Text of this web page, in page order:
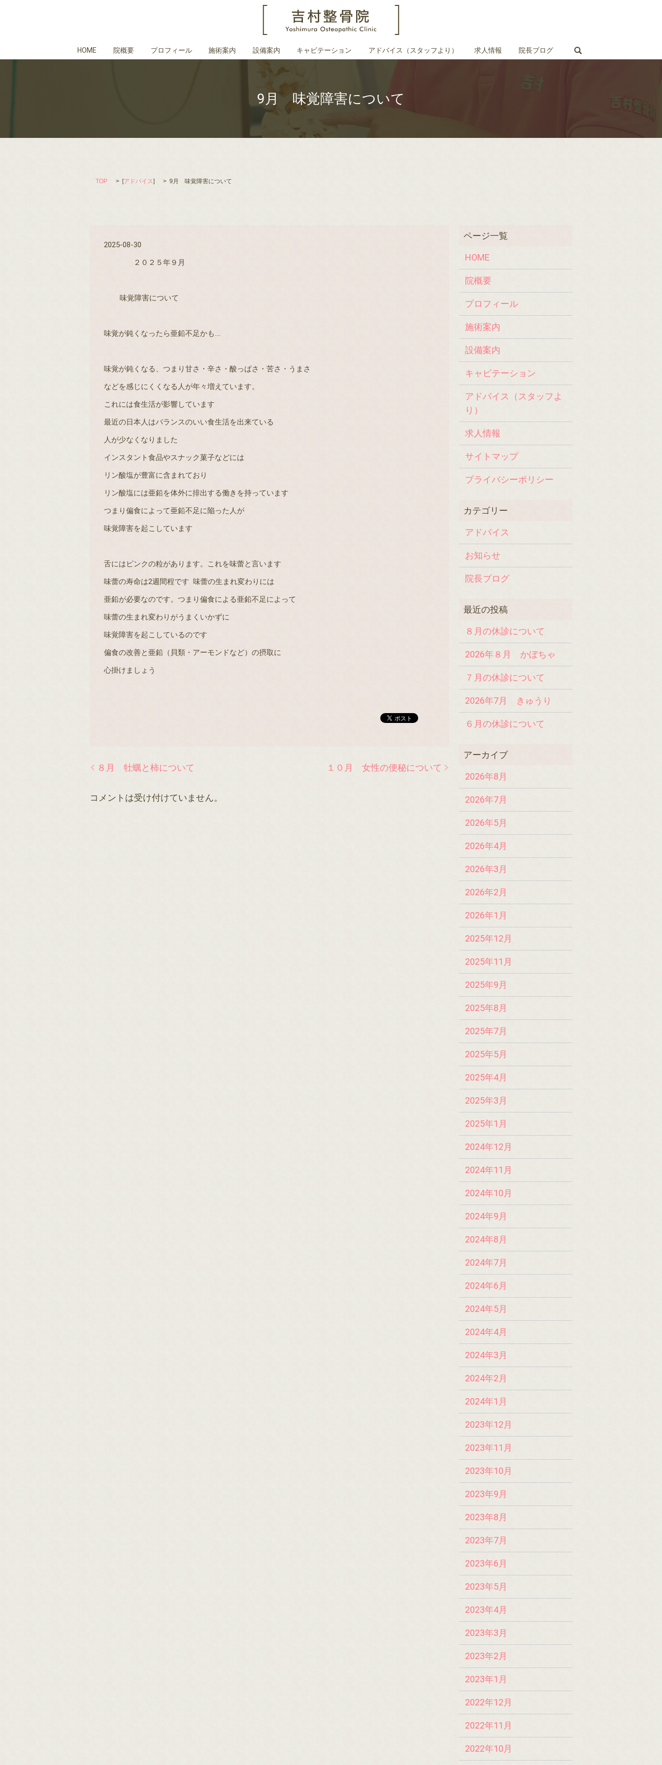
HOME 院概要 プロフィール 施術案内 設備案内 キャビテーション アドバイス（スタッフより） 求人情報 院長ブログ
9月 味覚障害について
TOP [アドバイス] 9月 味覚障害について
2025-08-30
２０２５年９月
味覚障害について
味覚が鈍くなったら亜鉛不足かも
味覚が鈍くなる、つまり甘さ・辛さ・酸っぱさ・苦さ・うまさ
などを感じにくくなる人が年々増えています。
これには食生活が影響しています
最近の日本人はバランスのいい食生活を出来ている
人が少なくなりました
インスタント食品やスナック菓子などには
リン酸塩が豊富に含まれており
リン酸塩には亜鉛を体外に排出する働きを持っています
つまり偏食によって亜鉛不足に陥った人が
味覚障害を起こしています
舌にはピンクの粒があります。これを味蕾と言います
味蕾の寿命は2週間程です 味蕾の生まれ変わりには
亜鉛が必要なのです。つまり偏食による亜鉛不足によって
味蕾の生まれ変わりがうまくいかずに
味覚障害を起こしているのです
偏食の改善と亜鉛（貝類・アーモンドなど）の摂取に
心掛けましょう
８月 牡蠣と柿について １０月 女性の便秘について
コメントは受け付けていません。
HOME
院概要
プロフィール
施術案内
設備案内
キャビテーション
アドバイス（スタッフよ
り）
求人情報
サイトマップ
プライバシーポリシー
アドバイス
お知らせ
院長ブログ
８月の休診について
2026年８月 かぼちゃ
７月の休診について
2026年7月 きゅうり
６月の休診について
2026年8月
2026年7月
2026年5月
2026年4月
2026年3月
2026年2月
2026年1月
2025年12月
2025年11月
2025年9月
2025年8月
2025年7月
2025年5月
2025年4月
2025年3月
2025年1月
2024年12月
2024年11月
2024年10月
2024年9月
2024年8月
2024年7月
2024年6月
2024年5月
2024年4月
2024年3月
2024年2月
2024年1月
2023年12月
2023年11月
2023年10月
2023年9月
2023年8月
2023年7月
2023年6月
2023年5月
2023年4月
2023年3月
2023年2月
2023年1月
2022年12月
2022年11月
2022年10月